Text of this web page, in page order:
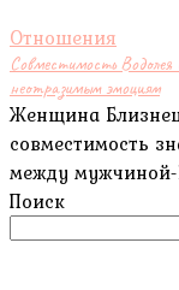
Отношения
Совместимость Водолея
неотразимым эмоциям
Женщина
совместимость
между
Поиск